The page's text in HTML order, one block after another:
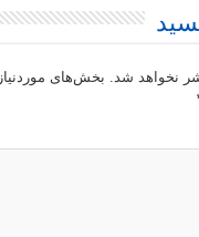
نخواهد شد.
بخش‌های موردنیاز